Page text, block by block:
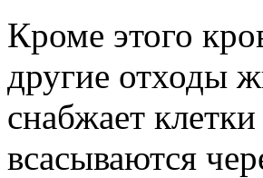
Кроме этого
другие отходы
снабжает
всасываются